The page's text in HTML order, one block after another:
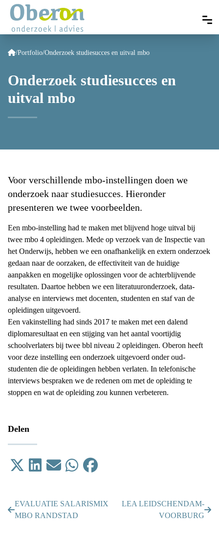
/Portfolio/Onderzoek studiesucces en uitval mbo
Onderzoek studiesucces en
uitval mbo
Voor verschillende mbo-instellingen doen we
onderzoek naar studiesucces. Hieronder
presenteren we twee voorbeelden.
Een mbo-instelling had te maken met blijvend hoge uitval bij
twee mbo 4 opleidingen. Mede op verzoek van de Inspectie van
het Onderwijs, hebben we een onafhankelijk en extern onderzoek
gedaan naar de oorzaken, de effectiviteit van de huidige
aanpakken en mogelijke oplossingen voor de achterblijvende
resultaten. Daartoe hebben we een literatuuronderzoek, data-
analyse en interviews met docenten, studenten en staf van de
opleidingen uitgevoerd.
Een vakinstelling had sinds 2017 te maken met een dalend
diplomaresultaat en een stijging van het aantal voortijdig
schoolverlaters bij twee bbl niveau 2 opleidingen. Oberon heeft
voor deze instelling een onderzoek uitgevoerd onder oud-
studenten die de opleidingen hebben verlaten. In telefonische
interviews bespraken we de redenen om met de opleiding te
stoppen en wat de opleiding zou kunnen verbeteren.
Delen
TweetDelen op LinkedIn
EmailDelen op WhatsApp
EVALUATIE SALARISMIX
MBO RANDSTAD
LEA LEIDSCHENDAM-
VOORBURG